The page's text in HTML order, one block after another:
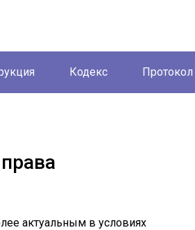
Кодекс Протокол
актуальным в условиях